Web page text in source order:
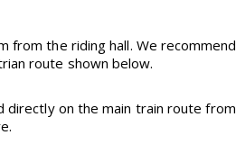
from the riding hall. We recommend
route shown below.
directly on the main train route from